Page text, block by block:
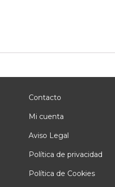
Contacto
Mi cuenta
Aviso Legal
Política de privacidad
Política de Cookies